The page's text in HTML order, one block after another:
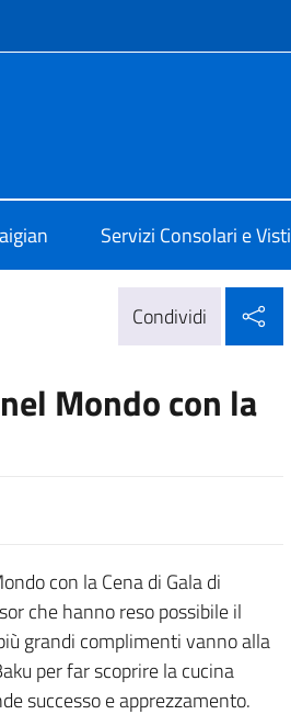
Servizi Consolari e Visti
Condividi
Mondo con la
con la Cena di Gala di
che hanno reso possibile il
grandi complimenti vanno alla
per far scoprire la cucina
successo e apprezzamento.